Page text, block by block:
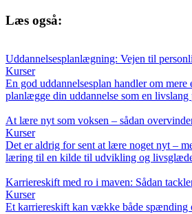
Læs også:
Uddannelsesplanlægning: Vejen til
Kurser
En god uddannelsesplan handler om
planlægge din uddannelse som en
At lære nyt som voksen – sådan
Kurser
Det er aldrig for sent at lære noget nyt –
læring til en kilde til udvikling og
Karriereskift med ro i maven: Sådan
Kurser
Et karriereskift kan vække både spænding